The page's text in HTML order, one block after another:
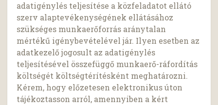
adatigénylés teljesítése a közfeladatot ellátó
szerv alaptevékenységének ellátásához
szükséges munkaerőforrás aránytalan
mértékű igénybevételével jár. Ilyen esetben az
adatkezelő jogosult az adatigénylés
teljesítésével összefüggő munkaerő-ráfordítás
költségét költségtérítésként meghatározni.
Kérem, hogy előzetesen elektronikus úton
tájékoztasson arról, amennyiben a kért